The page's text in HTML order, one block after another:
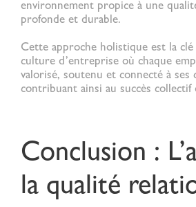
environnement propice à une
profonde et durable.
Cette approche holistique est la
culture d’entreprise où chaque
valorisé, soutenu et connecté à ses
contribuant ainsi au succès collectif
Conclusion :
la qualité